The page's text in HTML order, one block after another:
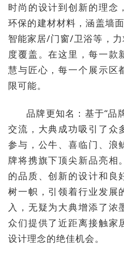
时尚的设计到创新的理念
环保的建材材料，涵盖墙
智能家居/门窗/卫浴等，
度覆盖。在这里，每一款
慧与匠心，每一个展示区
限可能。
品牌更知名：基于“品
交流，大典成功吸引了众
参与，公牛、喜临门、浪
牌将携旗下顶尖新品亮相
的品质、创新的设计和良
树一帜，引领着行业发展
入，无疑为大典增添了浓
众们提供了近距离接触家
设计理念的绝佳机会。